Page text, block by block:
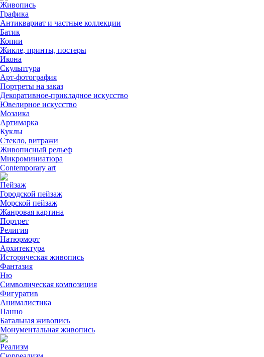
Живопись
Графика
Антиквариат и частные коллекции
Батик
Копии
Жикле, принты, постеры
Икона
Скульптура
Арт-фотография
Портреты на заказ
Декоративное-прикладное искусство
Ювелирное искусство
Мозаика
Артимарка
Куклы
Стекло, витражи
Живописный рельеф
Микроминиатюра
Contemporary art
Пейзаж
Городской пейзаж
Морской пейзаж
Жанровая картина
Портрет
Религия
Натюрморт
Архитектура
Историческая живопись
Фантазия
Ню
Символическая композиция
Фигуратив
Анималистикa
Панно
Батальная живопись
Монументальная живопись
Реализм